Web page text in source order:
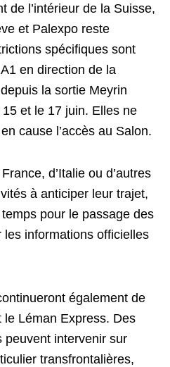
de l’intérieur de la Suisse,
et Palexpo reste
spécifiques sont
en direction de la
la sortie Meyrin
et le 17 juin. Elles ne
cause l’accès au Salon.
d’Italie ou d’autres
à anticiper leur trajet,
pour le passage des
informations officielles
également de
Léman Express. Des
peuvent intervenir sur
transfrontalières,